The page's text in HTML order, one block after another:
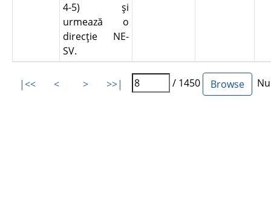
4-5) şi
urmează o
direcţie NE-
SV.
|<< < > >>| / 1450